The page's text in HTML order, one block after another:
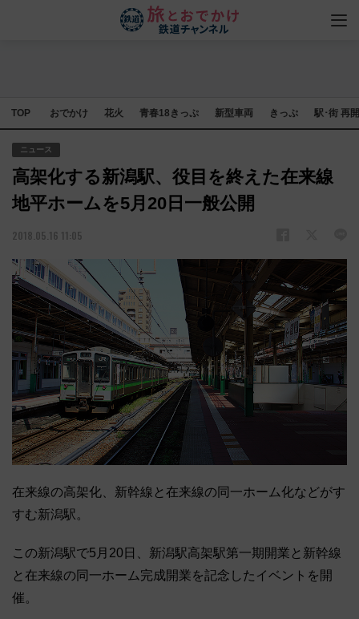
TOP おでかけ 花火 青春18きっぷ 新型車両 きっぷ 駅･街 再
ニュース
高架化する新潟駅、役目を終えた在来線
地平ホームを5月20日一般公開
2018.05.16 11:05
在来線の高架化、新幹線と在来線の同一ホーム化などがす
すむ新潟駅。
この新潟駅で5月20日、新潟駅高架駅第一期開業と新幹線
と在来線の同一ホーム完成開業を記念したイベントを開
催。